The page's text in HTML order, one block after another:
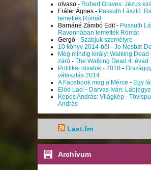
olvaso - Robert Graves: Jézus
Fráter Ágnes - Passuth László:
temették Rómát
Barnáné Zámbó Edit- Passuth
Ravennában temették Rómát
Gergő - Szabjuk személyre
10 könyv 2014-ből - Jo Nesbø:
Még mindig király: Walking Dead
záró - The Walking Dead 4. évad
Politikai divatok - 2018 -
választás 2014
A Facebook meg a Mérce - Egy
Előd Laci - Darvas Iván:
Kepes András: Világkép -
András
Last.fm
Archívum